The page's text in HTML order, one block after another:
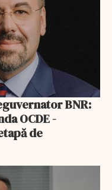
BNR:
OCDE -
de